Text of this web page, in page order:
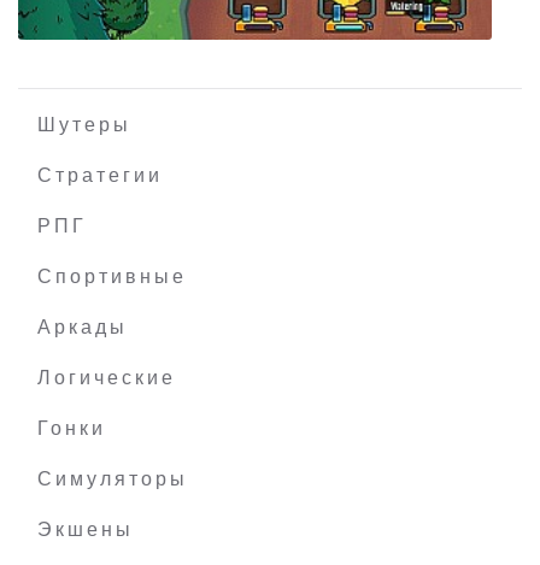
Шутеры
Стратегии
РПГ
Спортивные
Аркады
Логические
Гонки
Симуляторы
Экшены